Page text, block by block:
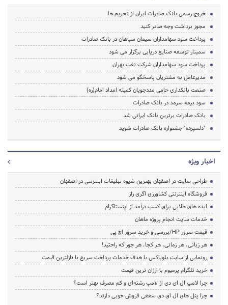
خروج رسمی بانک صادرات ایران از تحریم ها
مجوز برداشت وجه صادر کنید
پرداخت سود سهامداران سیمان سپاهان در بانک صادرات
سمینار توسعه صنایع دریایی برگزار می شود
پرداخت سود سهامداران شرکت نفت بهران
مدیرعامل به مشتریان پاسخگو می شود
صنعت بانکداری حامی مددجویان کمیته امداد امام(ره)
سود بیمه سرمد در بانک صادرات
بانک صادرات برترین بانک ایرانی شد
"دلسپرده" جشنواره بانک صادرات شوید
اخبار ویژه
طراحی سایت در اصفهان بهترین شیوه تبلیغات اینترنتی در اصفهان
فروشگاه اینترنتی کشاورزی اگری راز
ایده های طلایی برای کسب درآمد از اینستاگرام
خدمات سایت انجام پروژه ماهان
قیمت سرور HP/بررسی و خرید سرور اچ پی
هر زبانی، هر زمانی، هر کجا، هر جور که راحتید!
رونمایی از سایت بلوباکس با هدف خدمات پرداخت سریع با نازلترین قیمت
خرید تلگرام پرمیوم با ارزان ترین قیمت
چرا لامپ ال ای دی از لامپ رشته‌ای و کم مصرف بهتر است؟
چرا پنل های ال ای دی سقفی فروش خوبی دارند؟